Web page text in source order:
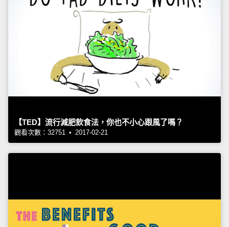
【TED】流行減肥飲食法，你也不小心跟風了嗎？
觀看次數：32751 • 2017-02-21